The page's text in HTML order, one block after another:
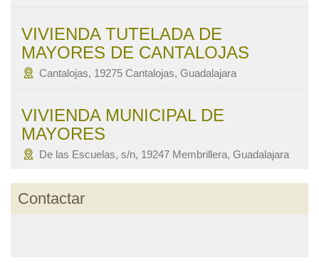
VIVIENDA TUTELADA DE
MAYORES DE CANTALOJAS
Cantalojas, 19275 Cantalojas, Guadalajara
VIVIENDA MUNICIPAL DE
MAYORES
De las Escuelas, s/n, 19247 Membrillera, Guadalajara
Contactar